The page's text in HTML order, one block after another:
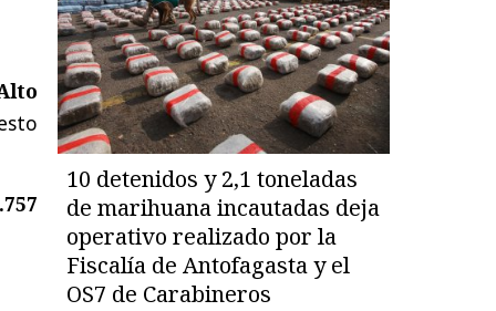
10 detenidos y 2,1 toneladas
de marihuana incautadas deja
operativo realizado por la
Fiscalía de Antofagasta y el
OS7 de Carabineros